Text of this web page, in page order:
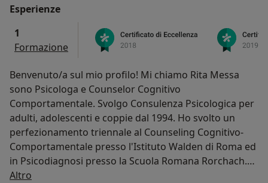
Esperienze
1
Formazione
Benvenuto/a sul mio profilo! Mi chiamo Rita Messa
sono Psicologa e Counselor Cognitivo
Comportamentale. Svolgo Consulenza Psicologica per
adulti, adolescenti e coppie dal 1994. Ho svolto un
perfezionamento triennale al Counseling Cognitivo-
Comportamentale presso l'Istituto Walden di Roma ed
in Psicodiagnosi presso la Scuola Romana Rorchach.
Successivamente ho conseguito la formazione in
Altro